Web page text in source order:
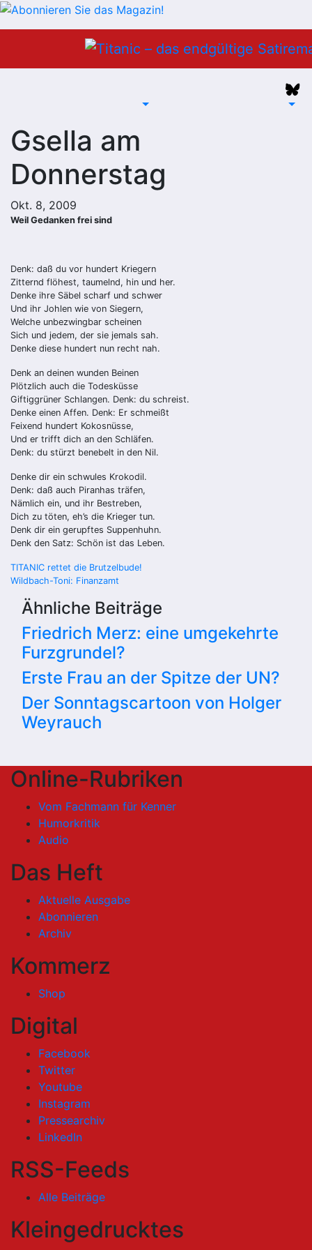
Gsella am
Donnerstag
Okt. 8, 2009
Weil Gedanken frei sind
Denk: daß du vor hundert Kriegern
Zitternd flöhest, taumelnd, hin und her.
Denke ihre Säbel scharf und schwer
Und ihr Johlen wie von Siegern,
Welche unbezwingbar scheinen
Sich und jedem, der sie jemals sah.
Denke diese hundert nun recht nah.
Denk an deinen wunden Beinen
Plötzlich auch die Todesküsse
Giftiggrüner Schlangen. Denk: du schreist.
Denke einen Affen. Denk: Er schmeißt
Feixend hundert Kokosnüsse,
Und er trifft dich an den Schläfen.
Denk: du stürzt benebelt in den Nil.
Denke dir ein schwules Krokodil.
Denk: daß auch Piranhas träfen,
Nämlich ein, und ihr Bestreben,
Dich zu töten, eh’s die Krieger tun.
Denk dir ein gerupftes Suppenhuhn.
Denk den Satz: Schön ist das Leben.
Beitragsnavigation
TITANIC rettet die Brutzelbude!
Wildbach-Toni: Finanzamt
Ähnliche Beiträge
Friedrich Merz: eine umgekehrte
Furzgrundel?
Erste Frau an der Spitze der UN?
Der Sonntagscartoon von Holger
Weyrauch
Online-Rubriken
Vom Fachmann für Kenner
Humorkritik
Audio
Das Heft
Aktuelle Ausgabe
Abonnieren
Archiv
Kommerz
Shop
Digital
Facebook
Twitter
Youtube
Instagram
Pressearchiv
LinkedIn
RSS-Feeds
Alle Beiträge
Kleingedrucktes